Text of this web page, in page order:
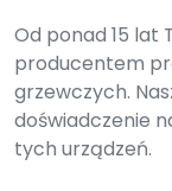
Od ponad 15 lat
producentem
grzewczych.
doświadczenie
tych urządzeń.